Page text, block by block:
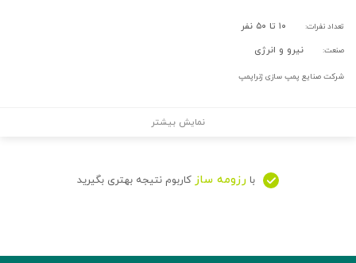
تعداد نفرات: ۱۰ تا ۵۰ نفر
صنعت: نیرو و انرژی
شرکت صنایع پمپ سازی ژنراپمپ
نمایش بیشتر
با رزومه ساز کاربوم نتیجه بهتری بگیرید